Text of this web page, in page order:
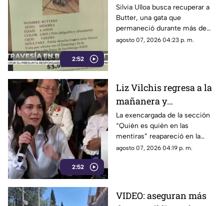
2:52
adopción tras
desaparecer en Ciudad
Juárez
Silvia Ulloa busca recuperar a
Butter, una gata que
permaneció durante más de
cinco años con su familia
agosto 07, 2026 04:23 p. m.
2:52
Liz Vilchis regresa a la
mañanera y
protagoniza nuevo
choque con medios de
comunicación
La exencargada de la sección
“Quién es quién en las
mentiras” reapareció en la
conferencia presidencial.
agosto 07, 2026 04:19 p. m.
VIDEO: aseguran más